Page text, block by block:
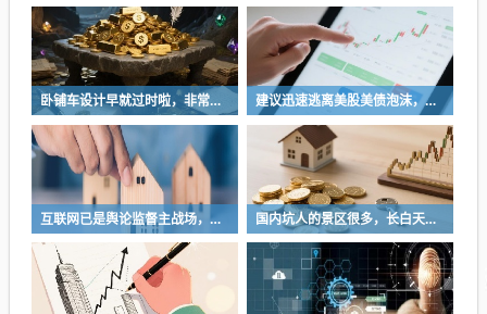
卧铺车设计早就过时啦，非常不具备人性化 建议迅速逃离美股美债泡沫，AI正加速而非延缓其泡沫破裂
互联网已是舆论监督主战场，让我们用这五点珍惜它 国内坑人的景区很多，长白天池只是其中被坑印象最深的那一个